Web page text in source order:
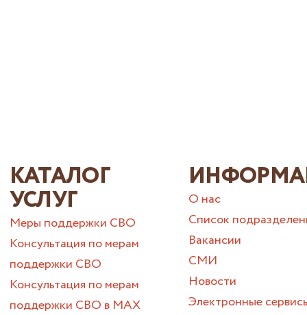
КАТАЛОГ
УСЛУГ
Меры поддержки СВО
Консультация по мерам
поддержки СВО
Консультация по мерам
поддержки СВО в МАХ
О нас
Список
Вакансии
СМИ
Новости
Электронные